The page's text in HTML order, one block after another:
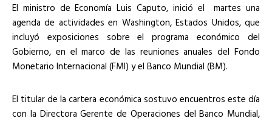
El ministro de Economía Luis Caputo, inició el martes una
agenda de actividades en Washington, Estados Unidos, que
incluyó exposiciones sobre el programa económico del
Gobierno, en el marco de las reuniones anuales del Fondo
Monetario Internacional (FMI) y el Banco Mundial (BM).
El titular de la cartera económica sostuvo encuentros este día
con la Directora Gerente de Operaciones del Banco Mundial,